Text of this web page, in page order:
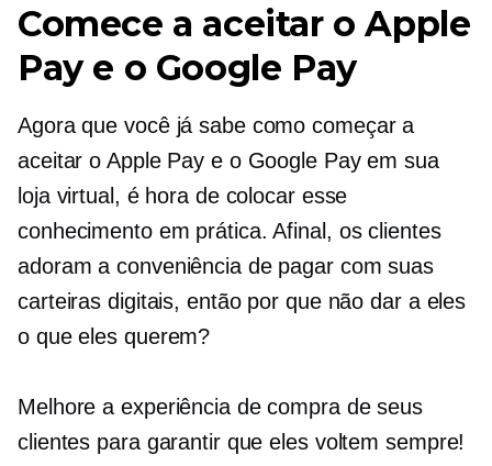
Comece a aceitar o Apple
Pay e o Google Pay
Agora que você já sabe como começar a
aceitar o Apple Pay e o Google Pay em sua
loja virtual, é hora de colocar esse
conhecimento em prática. Afinal, os clientes
adoram a conveniência de pagar com suas
carteiras digitais, então por que não dar a eles
o que eles querem?
Melhore a experiência de compra de seus
clientes para garantir que eles voltem sempre!